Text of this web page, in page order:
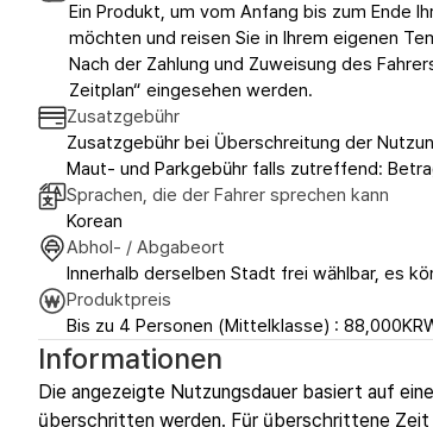
Ein Produkt, um vom Anfang bis zum Ende
möchten und reisen Sie in Ihrem eigenen
Nach der Zahlung und Zuweisung des
Zeitplan“ eingesehen werden.
Zusatzgebühr
Zusatzgebühr bei Überschreitung der
Maut- und Parkgebühr falls zutreffend:
Sprachen, die der Fahrer sprechen kann
Korean
Abhol- / Abgabeort
Innerhalb derselben Stadt frei wählbar, es
Produktpreis
Bis zu 4 Personen (Mittelklasse) :
Informationen
Die angezeigte Nutzungsdauer basiert auf
überschritten werden. Für überschrittene Zeit